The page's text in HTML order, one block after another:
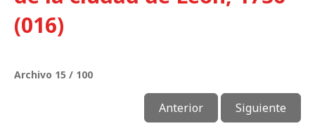
(016)
Archivo 15 / 100
Anterior Siguiente